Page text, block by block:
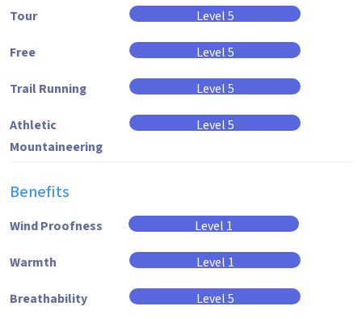
Tour Level 5
Free Level 5
Trail Running Level 5
Athletic
Mountaineering
Level 5
Benefits
Wind Proofness Level 1
Warmth Level 1
Breathability Level 5